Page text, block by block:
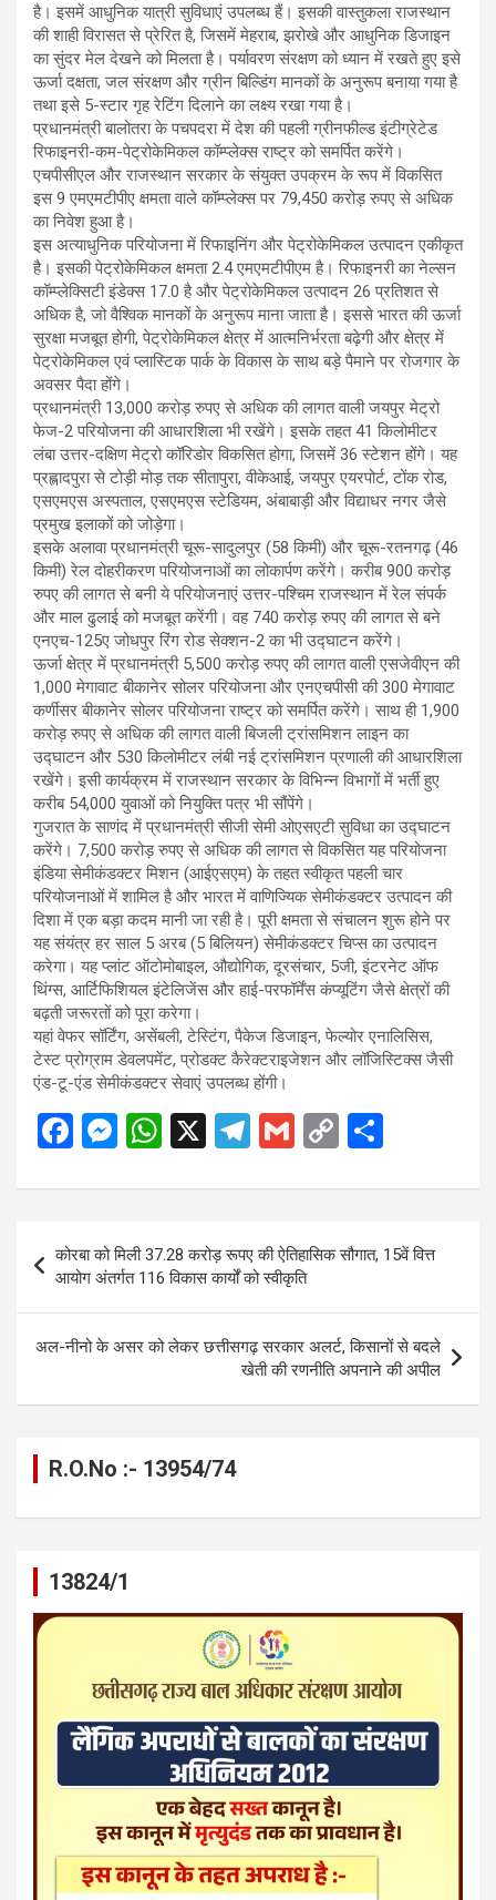
है। इसमें आधुनिक यात्री सुविधाएं उपलब्ध हैं। इसकी वास्तुकला राजस्थान
की शाही विरासत से प्रेरित है, जिसमें मेहराब, झरोखे और आधुनिक डिजाइन
का सुंदर मेल देखने को मिलता है। पर्यावरण संरक्षण को ध्यान में रखते हुए इसे
ऊर्जा दक्षता, जल संरक्षण और ग्रीन बिल्डिंग मानकों के अनुरूप बनाया गया है
तथा इसे 5-स्टार गृह रेटिंग दिलाने का लक्ष्य रखा गया है।
प्रधानमंत्री बालोतरा के पचपदरा में देश की पहली ग्रीनफील्ड इंटीग्रेटेड
रिफाइनरी-कम-पेट्रोकेमिकल कॉम्प्लेक्स राष्ट्र को समर्पित करेंगे।
एचपीसीएल और राजस्थान सरकार के संयुक्त उपक्रम के रूप में विकसित
इस 9 एमएमटीपीए क्षमता वाले कॉम्प्लेक्स पर 79,450 करोड़ रुपए से अधिक
का निवेश हुआ है।
इस अत्याधुनिक परियोजना में रिफाइनिंग और पेट्रोकेमिकल उत्पादन एकीकृत
है। इसकी पेट्रोकेमिकल क्षमता 2.4 एमएमटीपीएम है। रिफाइनरी का नेल्सन
कॉम्प्लेक्सिटी इंडेक्स 17.0 है और पेट्रोकेमिकल उत्पादन 26 प्रतिशत से
अधिक है, जो वैश्विक मानकों के अनुरूप माना जाता है। इससे भारत की ऊर्जा
सुरक्षा मजबूत होगी, पेट्रोकेमिकल क्षेत्र में आत्मनिर्भरता बढ़ेगी और क्षेत्र में
पेट्रोकेमिकल एवं प्लास्टिक पार्क के विकास के साथ बड़े पैमाने पर रोजगार के
अवसर पैदा होंगे।
प्रधानमंत्री 13,000 करोड़ रुपए से अधिक की लागत वाली जयपुर मेट्रो
फेज-2 परियोजना की आधारशिला भी रखेंगे। इसके तहत 41 किलोमीटर
लंबा उत्तर-दक्षिण मेट्रो कॉरिडोर विकसित होगा, जिसमें 36 स्टेशन होंगे। यह
प्रह्लादपुरा से टोड़ी मोड़ तक सीतापुरा, वीकेआई, जयपुर एयरपोर्ट, टोंक रोड,
एसएमएस अस्पताल, एसएमएस स्टेडियम, अंबाबाड़ी और विद्याधर नगर जैसे
प्रमुख इलाकों को जोड़ेगा।
इसके अलावा प्रधानमंत्री चूरू-सादुलपुर (58 किमी) और चूरू-रतनगढ़ (46
किमी) रेल दोहरीकरण परियोजनाओं का लोकार्पण करेंगे। करीब 900 करोड़
रुपए की लागत से बनी ये परियोजनाएं उत्तर-पश्चिम राजस्थान में रेल संपर्क
और माल ढुलाई को मजबूत करेंगी। वह 740 करोड़ रुपए की लागत से बने
एनएच-125ए जोधपुर रिंग रोड सेक्शन-2 का भी उद्घाटन करेंगे।
ऊर्जा क्षेत्र में प्रधानमंत्री 5,500 करोड़ रुपए की लागत वाली एसजेवीएन की
1,000 मेगावाट बीकानेर सोलर परियोजना और एनएचपीसी की 300 मेगावाट
कर्णीसर बीकानेर सोलर परियोजना राष्ट्र को समर्पित करेंगे। साथ ही 1,900
करोड़ रुपए से अधिक की लागत वाली बिजली ट्रांसमिशन लाइन का
उद्घाटन और 530 किलोमीटर लंबी नई ट्रांसमिशन प्रणाली की आधारशिला
रखेंगे। इसी कार्यक्रम में राजस्थान सरकार के विभिन्न विभागों में भर्ती हुए
करीब 54,000 युवाओं को नियुक्ति पत्र भी सौंपेंगे।
गुजरात के साणंद में प्रधानमंत्री सीजी सेमी ओएसएटी सुविधा का उद्घाटन
करेंगे। 7,500 करोड़ रुपए से अधिक की लागत से विकसित यह परियोजना
इंडिया सेमीकंडक्टर मिशन (आईएसएम) के तहत स्वीकृत पहली चार
परियोजनाओं में शामिल है और भारत में वाणिज्यिक सेमीकंडक्टर उत्पादन की
दिशा में एक बड़ा कदम मानी जा रही है। पूरी क्षमता से संचालन शुरू होने पर
यह संयंत्र हर साल 5 अरब (5 बिलियन) सेमीकंडक्टर चिप्स का उत्पादन
करेगा। यह प्लांट ऑटोमोबाइल, औद्योगिक, दूरसंचार, 5जी, इंटरनेट ऑफ
थिंग्स, आर्टिफिशियल इंटेलिजेंस और हाई-परफॉर्मेंस कंप्यूटिंग जैसे क्षेत्रों की
बढ़ती जरूरतों को पूरा करेगा।
यहां वेफर सॉर्टिंग, असेंबली, टेस्टिंग, पैकेज डिजाइन, फेल्योर एनालिसिस,
टेस्ट प्रोग्राम डेवलपमेंट, प्रोडक्ट कैरेक्टराइजेशन और लॉजिस्टिक्स जैसी
एंड-टू-एंड सेमीकंडक्टर सेवाएं उपलब्ध होंगी।
F
ce
o
o
k
M
se
n
g
er
W
at
s
A
p
p
X
T
e
gr
a
m
G
ail
C
py
Li
n
k
ar
e
Post
navigation
कोरबा को मिली 37.28 करोड़ रूपए की ऐतिहासिक सौगात, 15वें वित्त
आयोग अंतर्गत 116 विकास कार्यों को स्वीकृति
अल-नीनो के असर को लेकर छत्तीसगढ़ सरकार अलर्ट, किसानों से बदले
खेती की रणनीति अपनाने की अपील
R.O.No :- 13954/74
13824/1